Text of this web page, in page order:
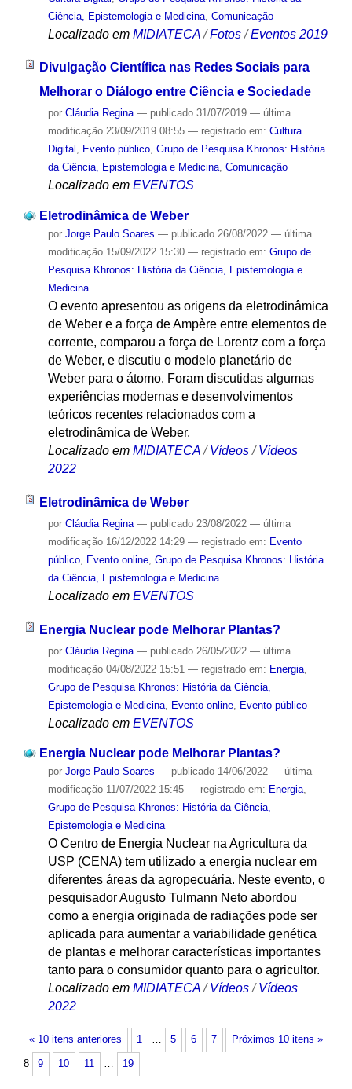
Ciência, Epistemologia e Medicina, Comunicação
Localizado em MIDIATECA /Fotos /Eventos 2019
Divulgação Científica nas Redes Sociais para
Melhorar o Diálogo entre Ciência e Sociedade
por Cláudia Regina — publicado31/07/2019 — última
modificação23/09/2019 08:55 — registrado em: Cultura
Digital , Evento público, Grupo de Pesquisa Khronos: História
da Ciência, Epistemologia e Medicina, Comunicação
Localizado em EVENTOS
Eletrodinâmica de Weber
por Jorge Paulo Soares — publicado26/08/2022 — última
modificação15/09/2022 15:30 — registrado em: Grupo de
Pesquisa Khronos: História da Ciência, Epistemologia e
Medicina
O evento apresentou as origens da eletrodinâmica
de Weber e a força de Ampère entre elementos de
corrente, comparou a força de Lorentz com a força
de Weber, e discutiu o modelo planetário de
Weber para o átomo. Foram discutidas algumas
experiências modernas e desenvolvimentos
teóricos recentes relacionados com a
eletrodinâmica de Weber.
Localizado em MIDIATECA /Vídeos /Vídeos
2022
Eletrodinâmica de Weber
por Cláudia Regina — publicado23/08/2022 — última
modificação16/12/2022 14:29 — registrado em: Evento
público, Evento online, Grupo de Pesquisa Khronos: História
da Ciência, Epistemologia e Medicina
Localizado em EVENTOS
Energia Nuclear pode Melhorar Plantas?
por Cláudia Regina — publicado26/05/2022 — última
modificação04/08/2022 15:51 — registrado em: Energia,
Grupo de Pesquisa Khronos: História da Ciência,
Epistemologia e Medicina, Evento online, Evento público
Localizado em EVENTOS
Energia Nuclear pode Melhorar Plantas?
por Jorge Paulo Soares — publicado14/06/2022 — última
modificação11/07/2022 15:45 — registrado em: Energia,
Grupo de Pesquisa Khronos: História da Ciência,
Epistemologia e Medicina
O Centro de Energia Nuclear na Agricultura da
USP (CENA) tem utilizado a energia nuclear em
diferentes áreas da agropecuária. Neste evento, o
pesquisador Augusto Tulmann Neto abordou
como a energia originada de radiações pode ser
aplicada para aumentar a variabilidade genética
de plantas e melhorar características importantes
tanto para o consumidor quanto para o agricultor.
Localizado em MIDIATECA /Vídeos /Vídeos
2022
« 10 itens anteriores Próximos 10 itens »
1 … 5 6 7
8 9 10 11 … 19